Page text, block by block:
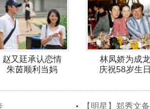
赵又廷承认恋情
朱茵顺利当妈
林凤娇为成龙
庆祝58岁生
【明星】郑秀文